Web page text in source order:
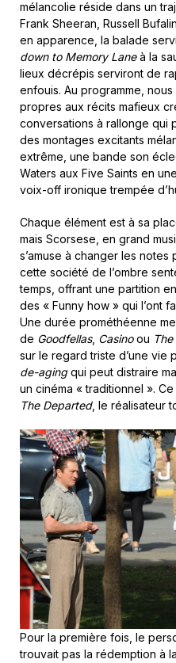
mélancolie réside dans un
Frank Sheeran, Russell
en apparence, la balade
down to Memory Laneà la
lieux décrépis serviront de
enfouis. Au programme,
propres aux récits mafieux
conversations à rallonge qui
des montages excitants
extrême, une bande son
Waters aux Five Saints en
voix-off ironique trempée
Chaque élément est à sa
mais Scorsese, en grand
s’amuse à changer les
cette société de l’ombre
temps, offrant une partition
des « Funny how » qui l’ont
Une durée prométhéenne
de Goodfellas, Casinoou
sur le regard triste d’une vie
de-agingqui peut distraire
un cinéma « traditionnel ».
The Departed, le réalisateur
Pour la première fois, le
trouvait pas la rédemption à